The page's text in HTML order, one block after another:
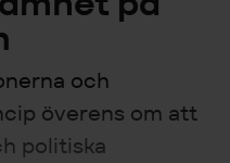
och
överens om att
politiska